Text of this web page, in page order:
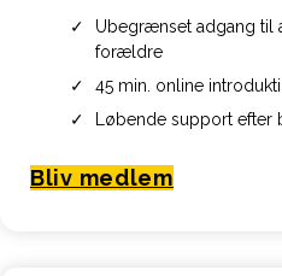
Ubegrænset adgang til
forældre
45 min. online
Løbende support efter
Bliv medlem